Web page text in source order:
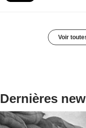
Voir
Dernières